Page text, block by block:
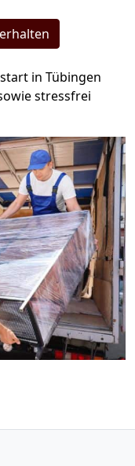
in Tübingen
stressfrei